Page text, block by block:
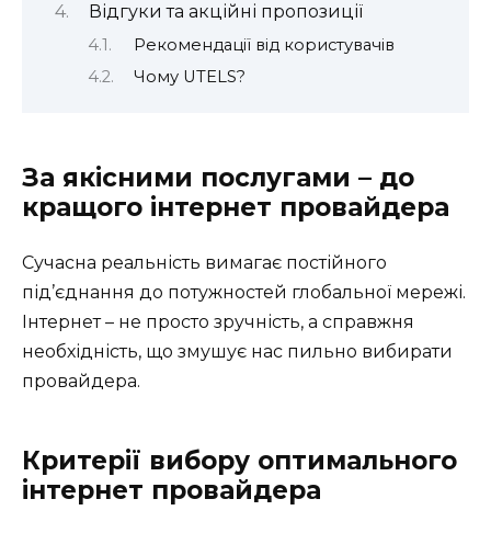
Відгуки та акційні пропозиції
Рекомендації від користувачів
Чому UTELS?
За якісними послугами – до
кращого інтернет провайдера
Сучасна реальність вимагає постійного
під’єднання до потужностей глобальної мережі.
Інтернет – не просто зручність, а справжня
необхідність, що змушує нас пильно вибирати
провайдера.
Критерії вибору оптимального
інтернет провайдера